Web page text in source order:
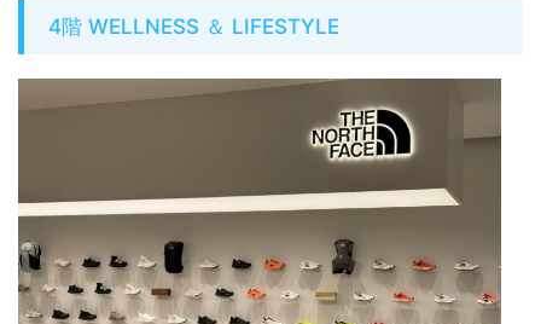
4階 WELLNESS ＆ LIFESTYLE